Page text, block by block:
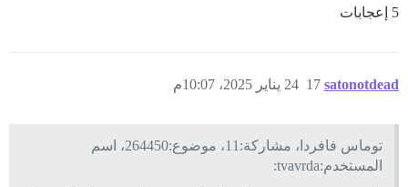
5 إعجابات
satonotdead 24 يناير 2025، 10:07م 17
توماس فافردا، مشاركة:11، موضوع:264450، اسم
المستخدم:tvavrda: